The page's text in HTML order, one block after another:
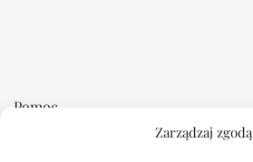
Zarządzaj zgodą
Pomoc